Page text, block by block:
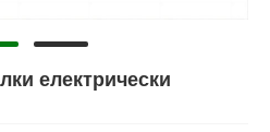
електрически